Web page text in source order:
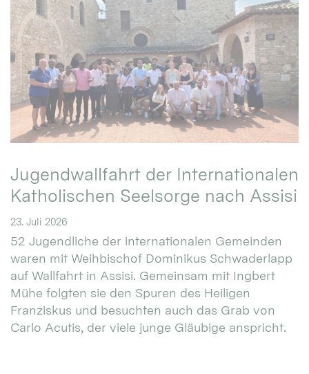
Jugendwallfahrt der Internationalen
Katholischen Seelsorge nach Assisi
23. Juli 2026
52 Jugendliche der internationalen Gemeinden
waren mit Weihbischof Dominikus Schwaderlapp
auf Wallfahrt in Assisi. Gemeinsam mit Ingbert
Mühe folgten sie den Spuren des Heiligen
Franziskus und besuchten auch das Grab von
Carlo Acutis, der viele junge Gläubige anspricht.